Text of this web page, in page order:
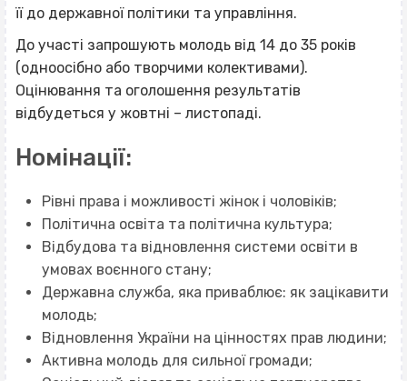
її до державної політики та управління.
До участі запрошують молодь від 14 до 35 років
(одноосібно або творчими колективами).
Оцінювання та оголошення результатів
відбудеться у жовтні – листопаді.
Номінації:
Рівні права і можливості жінок і чоловіків;
Політична освіта та політична культура;
Відбудова та відновлення системи освіти в
умовах воєнного стану;
Державна служба, яка приваблює: як зацікавити
молодь;
Відновлення України на цінностях прав людини;
Активна молодь для сильної громади;